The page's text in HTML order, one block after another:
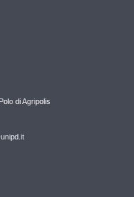
di Agripolis